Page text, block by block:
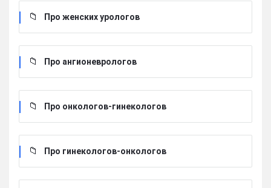
Про женских урологов
Про ангионеврологов
Про онкологов-гинекологов
Про гинекологов-онкологов